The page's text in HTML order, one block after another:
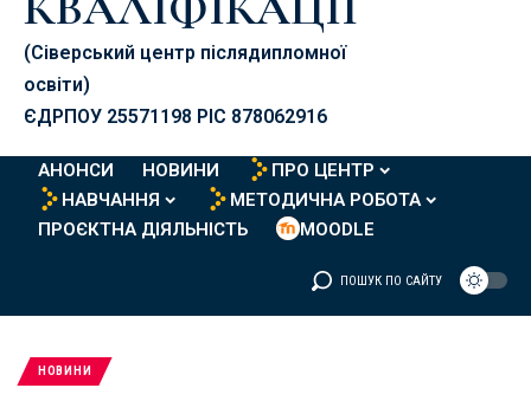
(Сіверський центр післядипломної
освіти)
ЄДРПОУ 25571198 PIC 878062916
АНОНСИ НОВИНИ
ПРО ЦЕНТР
НАВЧАННЯ
МЕТОДИЧНА РОБОТА
ПРОЄКТНА ДІЯЛЬНІСТЬ
MOODLE
ПОШУК ПО САЙТУ
НОВИНИ